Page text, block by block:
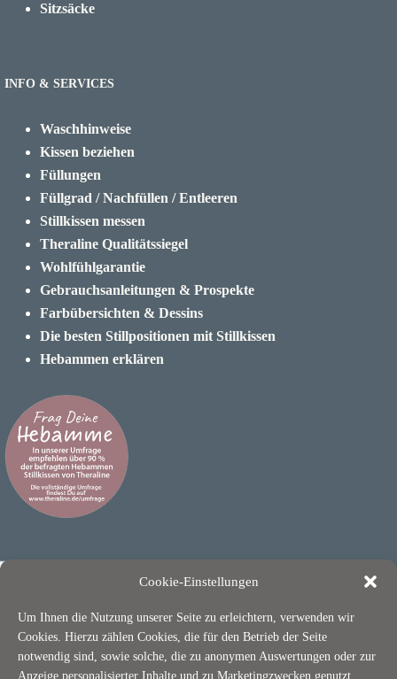
Cookie-Einstellungen
Um Ihnen die Nutzung unserer Seite zu erleichtern, verwenden wir
Cookies. Hierzu zählen Cookies, die für den Betrieb der Seite
notwendig sind, sowie solche, die zu anonymen Auswertungen oder zur
Anzeige personalisierter Inhalte und zu Marketingzwecken genutzt
Sitzsäcke
INFO & SERVICES
Waschhinweise
Kissen beziehen
Füllungen
Füllgrad / Nachfüllen / Entleeren
Stillkissen messen
Theraline Qualitätssiegel
Wohlfühlgarantie
Gebrauchsanleitungen & Prospekte
Farbübersichten & Dessins
Die besten Stillpositionen mit Stillkissen
Hebammen erklären